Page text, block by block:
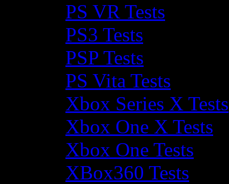
PS VR Tests
PS3 Tests
PSP Tests
PS Vita Tests
Xbox Series X Tests
Xbox One X Tests
Xbox One Tests
XBox360 Tests